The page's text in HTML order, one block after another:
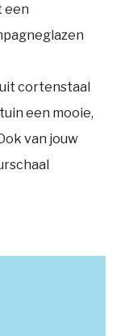
een
cortenstaal
een mooie,
van jouw